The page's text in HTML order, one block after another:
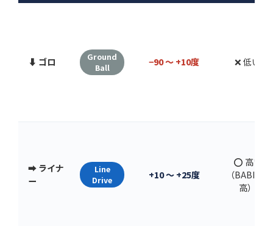
⬇️ ゴロ
Ground
Ball
−90 〜 +10度 ❌ 低い
➡️ ライナ
ー
Line
Drive
+10 〜 +25度
⭕ 高い
（BABIP最
高）